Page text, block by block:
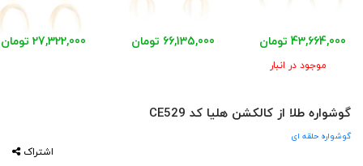
43,664,000 تومان
موجود در انبار
66,135,000 تومان 27,322,000 تومان
گوشواره طلا از کالکشن هلیا کد CE529
گوشواره حلقه ای
اشتراک